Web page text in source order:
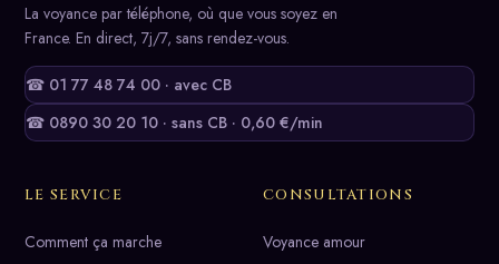
La voyance par téléphone, où que vous soyez en
France. En direct, 7j/7, sans rendez-vous.
☎ 01 77 48 74 00 · avec CB
☎ 0890 30 20 10 · sans CB · 0,60 €/min
LE SERVICE
Comment ça marche
CONSULTATIONS
Voyance amour